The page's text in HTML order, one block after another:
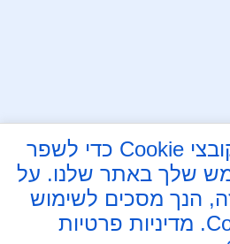
אנו משתמשים בקובצי Cookie כדי לשפר
שלך באתר שלנו. על
הנך מסכים לשימוש
מדיניות פרטיות